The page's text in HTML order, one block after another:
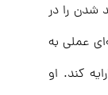
شدن را در
عملی به
کند. او